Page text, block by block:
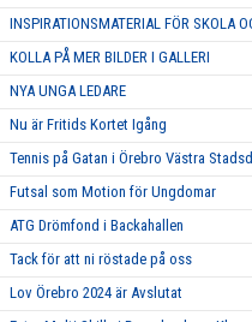
INSPIRATIONSMATERIAL FÖR SKOLA
KOLLA PÅ MER BILDER I GALLERI
NYA UNGA LEDARE
Nu är Fritids Kortet Igång
Tennis på Gatan i Örebro Västra
Futsal som Motion för Ungdomar
ATG Drömfond i Backahallen
Tack för att ni röstade på oss
Lov Örebro 2024 är Avslutat